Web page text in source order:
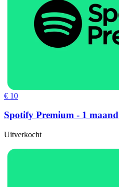
€ 10
Spotify Premium - 1 maand
Uitverkocht